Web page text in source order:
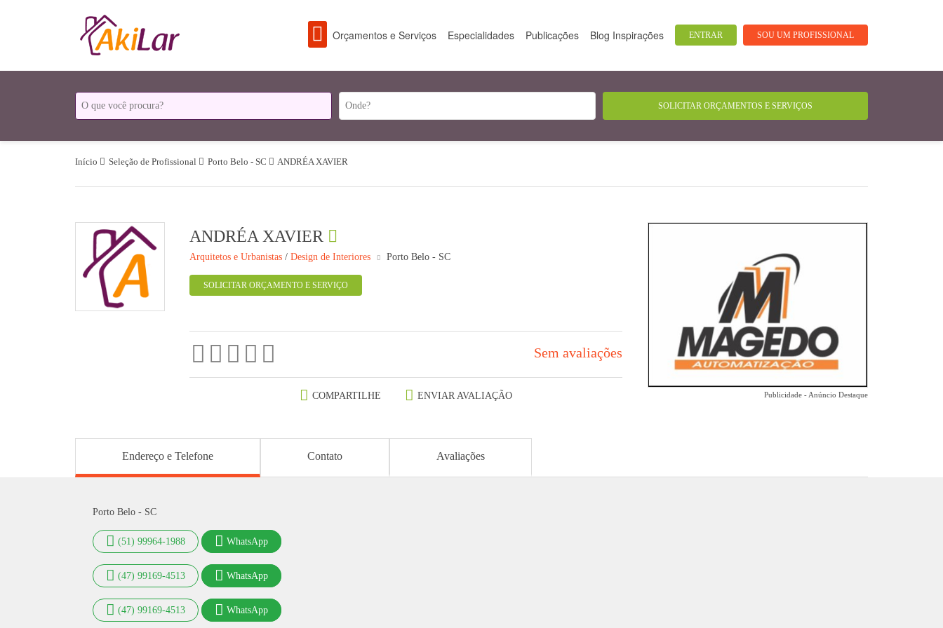
ENTRAR SOU UM PROFISSIONAL
Orçamentos e Serviços Especialidades Publicações Blog Inspirações
Início Seleção de Profissional Porto Belo - SC ANDRÉA XAVIER
ANDRÉA XAVIER
Arquitetos e Urbanistas /Design de Interiores Porto Belo - SC
SOLICITAR ORÇAMENTO E SERVIÇO
Sem avaliações
COMPARTILHE ENVIAR AVALIAÇÃO Publicidade - Anúncio Destaque
Endereço e Telefone Contato Avaliações
Porto Belo - SC
(51) 99964-1988 WhatsApp
(47) 99169-4513 WhatsApp
(47) 99169-4513 WhatsApp